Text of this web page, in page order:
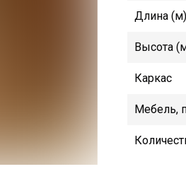
Длина (м)
Высота
Каркас
Мебель,